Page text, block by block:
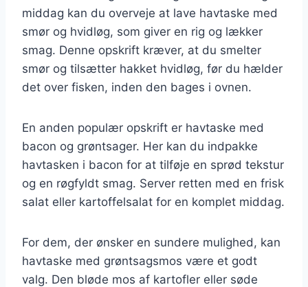
middag kan du overveje at lave havtaske med
smør og hvidløg, som giver en rig og lækker
smag. Denne opskrift kræver, at du smelter
smør og tilsætter hakket hvidløg, før du hælder
det over fisken, inden den bages i ovnen.
En anden populær opskrift er havtaske med
bacon og grøntsager. Her kan du indpakke
havtasken i bacon for at tilføje en sprød tekstur
og en røgfyldt smag. Server retten med en frisk
salat eller kartoffelsalat for en komplet middag.
For dem, der ønsker en sundere mulighed, kan
havtaske med grøntsagsmos være et godt
valg. Den bløde mos af kartofler eller søde